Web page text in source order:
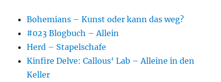
Bohemians – Kunst oder kann das weg?
#023 Blogbuch – Allein
Herd – Stapelschafe
Kinfire Delve: Callous‘ Lab – Alleine in den
Keller